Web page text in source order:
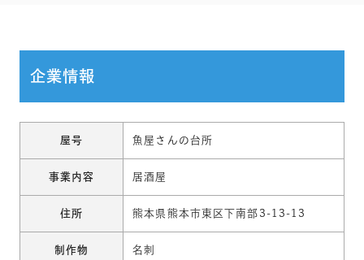
企業情報
屋号 魚屋さんの台所
事業内容 居酒屋
住所 熊本県熊本市東区下南部3-13-13
制作物 名刺